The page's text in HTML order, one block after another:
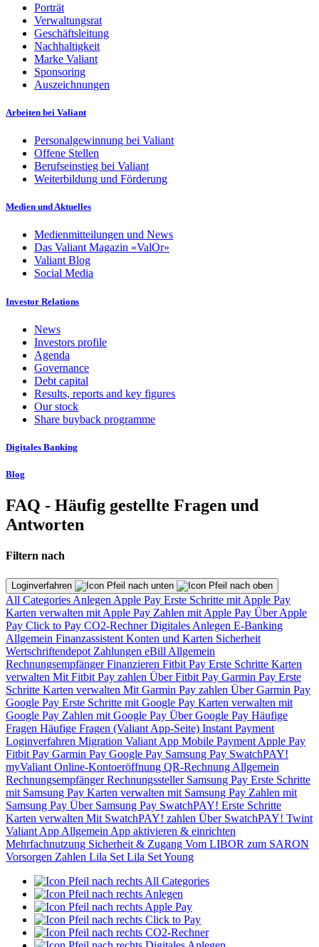
Porträt
Verwaltungsrat
Geschäftsleitung
Nachhaltigkeit
Marke Valiant
Sponsoring
Auszeichnungen
Arbeiten bei Valiant
Personalgewinnung bei Valiant
Offene Stellen
Berufseinstieg bei Valiant
Weiterbildung und Förderung
Medien und Aktuelles
Medienmitteilungen und News
Das Valiant Magazin «ValOr»
Valiant Blog
Social Media
Investor Relations
News
Investors profile
Agenda
Governance
Debt capital
Results, reports and key figures
Our stock
Share buyback programme
Digitales Banking
Blog
FAQ - Häufig gestellte Fragen und
Antworten
Filtern nach
Loginverfahren
All Categories Anlegen Apple Pay Erste Schritte mit Apple Pay
Karten verwalten mit Apple Pay Zahlen mit Apple Pay Über Apple
Pay Click to Pay CO2-RechnerDigitales Anlegen E-Banking
Allgemein Finanzassistent Konten und Karten Sicherheit
Wertschriftendepot Zahlungen eBill Allgemein
RechnungsempfängerFinanzieren Fitbit Pay Erste Schritte Karten
verwalten Mit Fitbit Pay zahlen Über Fitbit Pay Garmin Pay Erste
Schritte Karten verwalten Mit Garmin Pay zahlen Über Garmin Pay
Google Pay Erste Schritte mit Google Pay Karten verwalten mit
Google Pay Zahlen mit Google Pay Über Google Pay Häufige
Fragen Häufige Fragen (Valiant App-Seite) Instant Payment
Loginverfahren Migration Valiant App Mobile Payment Apple Pay
Fitbit Pay Garmin Pay Google Pay Samsung Pay SwatchPAY!
myValiant Online-Kontoeröffnung QR-Rechnung Allgemein
RechnungsempfängerRechnungssteller Samsung Pay Erste Schritte
mit Samsung Pay Karten verwalten mit Samsung Pay Zahlen mit
Samsung Pay Über Samsung Pay SwatchPAY! Erste Schritte
Karten verwalten Mit SwatchPAY! zahlen Über SwatchPAY! Twint
Valiant App Allgemein App aktivieren & einrichten
Mehrfachnutzung Sicherheit & Zugang Vom LIBOR zum SARON
Vorsorgen Zahlen Lila Set Lila Set Young
All Categories
Anlegen
Apple Pay
Click to Pay
CO2-Rechner